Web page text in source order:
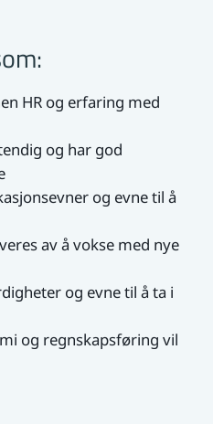
HR og erfaring med
og har god
og evne til å
av å vokse med nye
og evne til å ta i
og regnskapsføring vil